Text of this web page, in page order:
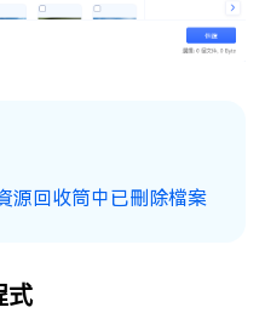
源回收筒中已刪除檔案
式